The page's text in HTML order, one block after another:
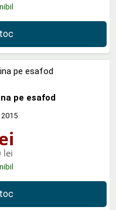
pe esafod
2015
lei